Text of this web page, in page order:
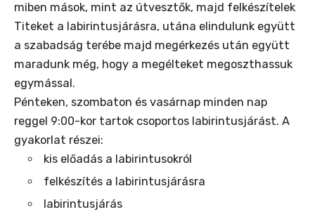
miben mások, mint az útvesztők, majd felkészítelek
Titeket a labirintusjárásra, utána elindulunk együtt
a szabadság terébe majd megérkezés után együtt
maradunk még, hogy a megélteket megoszthassuk
egymással.
Pénteken, szombaton és vasárnap minden nap
reggel 9:00-kor tartok csoportos labirintusjárást. A
gyakorlat részei:
kis előadás a labirintusokról
felkészítés a labirintusjárásra
labirintusjárás